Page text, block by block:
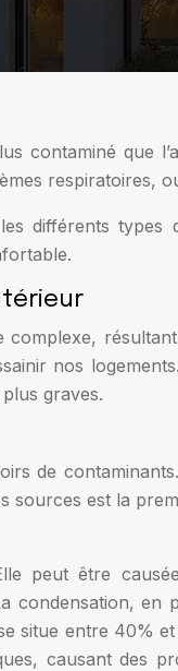
contaminé que
respiratoires,
différents types
nos
graves.
de
sources est la
peut être
condensation,
situe entre 40%
causant des